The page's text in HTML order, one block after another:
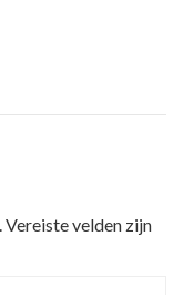
Vereiste velden zijn